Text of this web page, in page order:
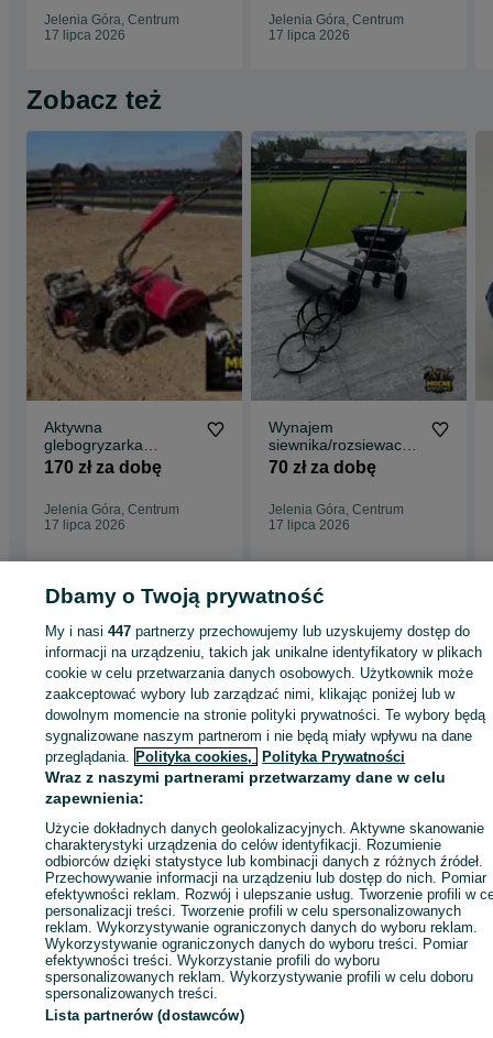
Jelenia Góra, Centrum
17 lipca 2026
Jelenia Góra, Centrum
17 lipca 2026
Zobacz też
Aktywna
glebogryzarka
WEIMA WMX520 –
lekka i skuteczna –
170 zł za dobę
Jelenia Góra, Centrum
17 lipca 2026
Wynajem
siewnika/rozsiewacza
w pakiecie z walcem z
możliwością aeracji |
70 zł za dobę
Jelenia Góra, Centrum
17 lipca 2026
Strona główna Wypożyczalnia Urządzenia, maszyny i narzędzia
sprzęt ogrodniczy
Narzędzia i sprzęt ogrodniczy - Dolnośląskie
Narzędzia i
sprzęt ogrodniczy - Jelenia Góra
Narzędzia i sprzęt ogrodniczy - Centrum
KATEGORIA
ID:1071278202 Wyświetlenia:
Zadzwoń / SMS Wyślij wiadomość
Dbamy o Twoją prywatność
My i nasi447 partnerzy przechowujemy lub uzyskujemy dostęp do
informacji na urządzeniu, takich jak unikalne identyfikatory w plikach
cookie w celu przetwarzania danych osobowych. Użytkownik może
zaakceptować wybory lub zarządzać nimi, klikając poniżej lub w
dowolnym momencie na stronie polityki prywatności. Te wybory będą
sygnalizowane naszym partnerom i nie będą miały wpływu na dane
przeglądania. Polityka cookies, Polityka Prywatności
Wraz z naszymi partnerami przetwarzamy dane w celu
zapewnienia:
Użycie dokładnych danych geolokalizacyjnych. Aktywne skanowanie
charakterystyki urządzenia do celów identyfikacji. Rozumienie
odbiorców dzięki statystyce lub kombinacji danych z różnych źródeł.
Przechowywanie informacji na urządzeniu lub dostęp do nich. Pomiar
efektywności reklam. Rozwój i ulepszanie usług. Tworzenie profili w
personalizacji treści. Tworzenie profili w celu spersonalizowanych
reklam. Wykorzystywanie ograniczonych danych do wyboru reklam.
Wykorzystywanie ograniczonych danych do wyboru treści. Pomiar
efektywności treści. Wykorzystanie profili do wyboru
spersonalizowanych reklam. Wykorzystywanie profili w celu doboru
spersonalizowanych treści.
Lista partnerów (dostawców)